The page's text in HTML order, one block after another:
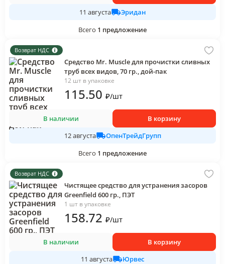
11 августа
Эридан
Всего 1 предложение
Возврат НДС
Средство Mr. Muscle для прочистки сливных
труб всех видов, 70 гр., дой-пак
12 шт в упаковке
115.50 ₽/шт
В наличии
В корзину
12 августа
ОпенТрейдГрупп
Всего 1 предложение
Возврат НДС
Чистящее средство для устранения засоров
Greenfield 600 гр., ПЭТ
1 шт в упаковке
158.72 ₽/шт
В наличии
В корзину
11 августа
Юрвес